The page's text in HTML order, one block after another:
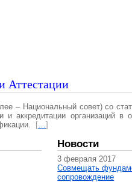
Аттестации
– Национальный совет) со
и аккредитации организаций
[…]
Новости
3 февраля 2017
Совмещать
сопровождение